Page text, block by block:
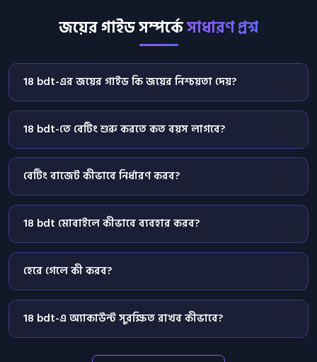
জয়ের গাইড সম্পর্কেসাধারণ প্রশ্ন
18 bdt-এর জয়ের গাইড কি জয়ের নিশ্চয়তা দেয়?
18 bdt-তে বেটিং শুরু করতে কত বয়স লাগবে?
বেটিং বাজেট কীভাবে নির্ধারণ করব?
18 bdt মোবাইলে কীভাবে ব্যবহার করব?
হেরে গেলে কী করব?
18 bdt-এ অ্যাকাউন্ট সুরক্ষিত রাখব কীভাবে?